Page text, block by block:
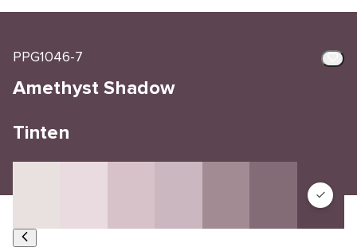
PPG1046-7
Amethyst Shadow
Tinten